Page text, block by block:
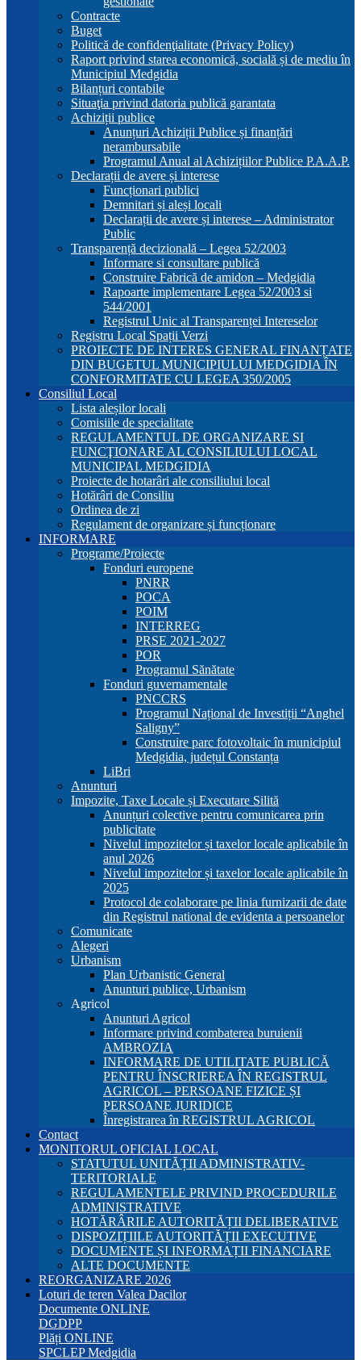
Contracte
Buget
Politică de confidenţialitate (Privacy Policy)
Raport privind starea economică, socială și de mediu în
Municipiul Medgidia
Bilanțuri contabile
Situaţia privind datoria publică garantata
Achiziții publice
Anunțuri Achiziții Publice și finanțări
nerambursabile
Programul Anual al Achizițiilor Publice P.A.A.P.
Declarații de avere și interese
Funcționari publici
Demnitari și aleși locali
Declarații de avere și interese – Administrator
Public
Transparență decizională – Legea 52/2003
Informare si consultare publică
Construire Fabrică de amidon – Medgidia
Rapoarte implementare Legea 52/2003 si
544/2001
Registrul Unic al Transparenței Intereselor
Registru Local Spații Verzi
PROIECTE DE INTERES GENERAL FINANȚATE
DIN BUGETUL MUNICIPIULUI MEDGIDIA ÎN
CONFORMITATE CU LEGEA 350/2005
Consiliul Local
Lista aleșilor locali
Comisiile de specialitate
REGULAMENTUL DE ORGANIZARE SI
FUNCŢIONARE AL CONSILIULUI LOCAL
MUNICIPAL MEDGIDIA
Proiecte de hotarâri ale consiliului local
Hotărâri de Consiliu
Ordinea de zi
Regulament de organizare și funcționare
INFORMARE
Programe/Proiecte
Fonduri europene
PNRR
POCA
POIM
INTERREG
PRSE 2021-2027
POR
Programul Sănătate
Fonduri guvernamentale
PNCCRS
Programul Național de Investiții “Anghel
Saligny”
Construire parc fotovoltaic în municipiul
Medgidia, județul Constanța
LiBri
Anunturi
Impozite, Taxe Locale și Executare Silită
Anunțuri colective pentru comunicarea prin
publicitate
Nivelul impozitelor și taxelor locale aplicabile în
anul 2026
Nivelul impozitelor și taxelor locale aplicabile în
2025
Protocol de colaborare pe linia furnizarii de date
din Registrul national de evidenta a persoanelor
Comunicate
Alegeri
Urbanism
Plan Urbanistic General
Anunturi publice, Urbanism
Agricol
Anunturi Agricol
Informare privind combaterea buruienii
AMBROZIA
INFORMARE DE UTILITATE PUBLICĂ
PENTRU ÎNSCRIEREA ÎN REGISTRUL
AGRICOL – PERSOANE FIZICE ȘI
PERSOANE JURIDICE
Înregistrarea în REGISTRUL AGRICOL
Contact
MONITORUL OFICIAL LOCAL
STATUTUL UNITĂȚII ADMINISTRATIV-
TERITORIALE
REGULAMENTELE PRIVIND PROCEDURILE
ADMINISTRATIVE
HOTĂRÂRILE AUTORITĂȚII DELIBERATIVE
DISPOZIȚIILE AUTORITĂȚII EXECUTIVE
DOCUMENTE ȘI INFORMAȚII FINANCIARE
ALTE DOCUMENTE
REORGANIZARE 2026
Loturi de teren Valea Dacilor
Documente ONLINE
DGDPP
Plăți ONLINE
SPCLEP Medgidia